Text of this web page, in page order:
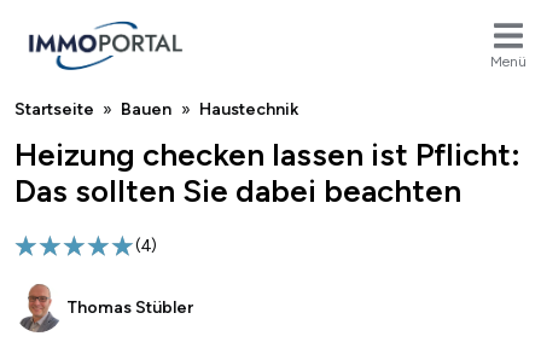
Menü
Breadcrumb
Startseite Bauen Haustechnik
Heizung checken lassen ist Pflicht:
Das sollten Sie dabei beachten
(4)
Thomas Stübler